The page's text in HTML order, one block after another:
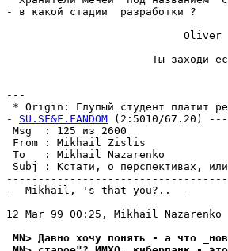
- в какой стадии  разработки ?
                            Oliver
Ты заходи
---
* Origin: Глупый студент платит
- SU.SF&F.FANDOM (2:5010/
Msg  :
From : Mikhail Zislis
To   : Mikhail Nazarenko
Subj : Кстати, о
-  Mikhail, 's that you?..  -
12 Mar 99 00:25, Mikhail
MN> Давно хочу понять - а что